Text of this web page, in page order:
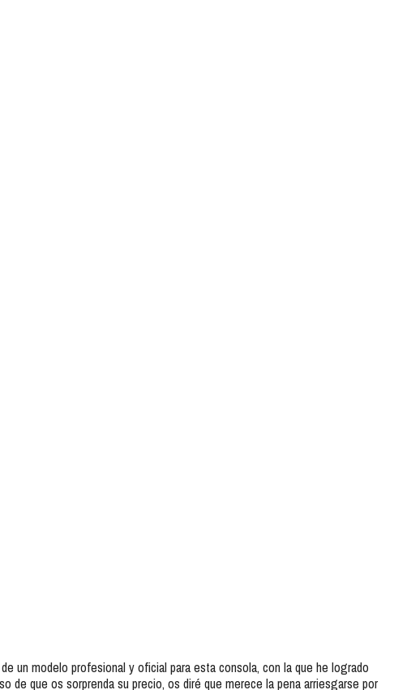
un modelo profesional y oficial para esta consola, con la que he logrado
de que os sorprenda su precio, os diré que merece la pena arriesgarse por